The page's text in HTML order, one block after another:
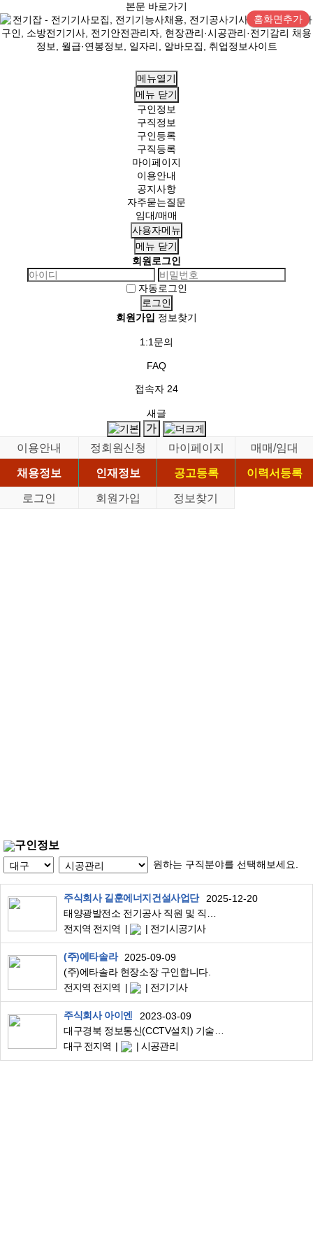
본문 바로가기
홈화면추가
메뉴열기
메뉴 닫기
구인정보
구직정보
구인등록
구직등록
마이페이지
이용안내
공지사항
자주묻는질문
임대/매매
사용자메뉴
메뉴 닫기
회원로그인
자동로그인
회원가입 정보찾기
1:1문의
FAQ
접속자 24
새글
이용안내 정회원신청 마이페이지
매매/임대
채용정보
인재정보 공고등록
이력서등록
로그인
회원가입 정보찾기
구인정보
원하는 구직분야를 선택해보세요.
주식회사 길훈에너지건설사업단
2025-12-20
태양광발전소 전기공사 직원 및 직영인력 모집합니다
전지역 전지역
전기시공기사
(주)에타솔라
2025-09-09
(주)에타솔라 현장소장 구인합니다.
전지역 전지역
전기기사
주식회사 아이엔
2023-03-09
대구경북 정보통신(CCTV설치) 기술팀 모집합니다.
대구 전지역
시공관리